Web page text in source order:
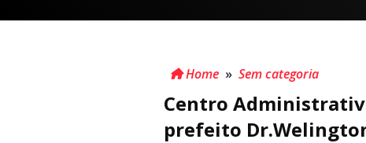
Home » Sem categoria
Centro
prefeito